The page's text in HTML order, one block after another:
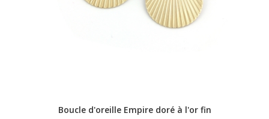
Boucle d'oreille Empire doré à l'or fin